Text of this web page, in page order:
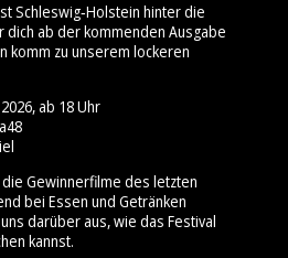
Schleswig‑Holstein hinter die
dich ab der kommenden Ausgabe
komm zu unserem lockeren
ab 18 Uhr
Gewinnerfilme des letzten
bei Essen und Getränken
darüber aus, wie das Festival
kannst.